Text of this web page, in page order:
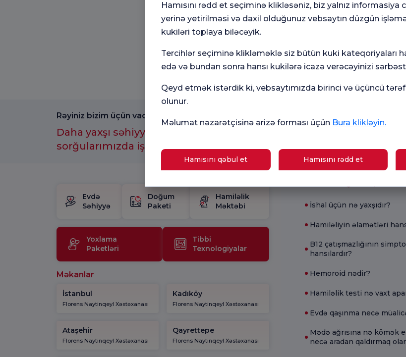
Evdə
Səhiyyə
Doğum
Paketi
Hamiləlik
Məktəbi
Yoxlama
Paketləri
Tibbi
Texnologiyalar
Məkanlar
İstanbul
Florens Naytinqeyl Xəstəxanası
Kadıköy
Florens Naytinqeyl Xəstəxanası
Ataşehir
Florens Naytinqeyl Xəstəxanası
Qayrettepe
Florens Naytinqeyl Xəstəxanası
İshal üçün nə yaxşıdır?
Hamiləliyin əlamətləri
B12 çatışmazlığının
hansılardır?
Hemoroid nədir?
Hamiləlik testi nə vaxt
Evdə qaşınma necə
Mədə ağrısına nə kömək
necə aradan qaldırmaq
Rəyiniz bizim üçün vacibdir.
Daha yaxşı səhiyyə təcrübəsi üçün
sorğularımızda iştirak etməyi unutmayın.
Ümumi
Hamısını rədd et seçiminə klikləsəniz, biz yalnız
yerinə yetirilməsi və daxil olduğunuz vebsaytın düzgün
kukiləri toplaya biləcəyik.
Tercihlər seçiminə klikləməklə siz bütün kuki kateqoriyaları
edə və bundan sonra hansı kukilərə icazə verəcəyinizi
Qeyd etmək istərdik ki, vebsaytımızda birinci və üçüncü
olunur.
Məlumat nəzarətçisinə ərizə forması üçün Bura klikləyin.
Hamısını qəbul et Hamısını rədd et